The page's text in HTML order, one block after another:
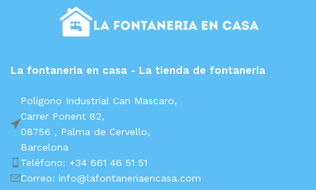
La fontaneria en casa - La tienda de fontanería
Polígono Industrial Can Mascaro,
Carrer Ponent 82,
08756 , Palma de Cervello,
Barcelona
Teléfono: +34 661 46 51 51
Correo: info@lafontaneriaencasa.com